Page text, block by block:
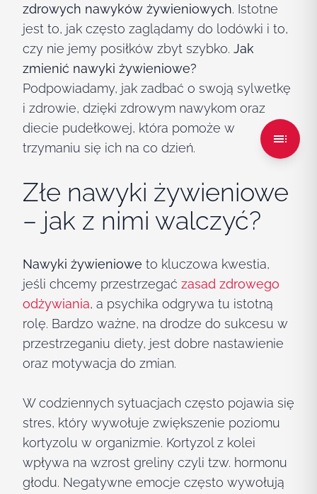
zdrowych nawyków żywieniowych. Istotne
jest to, jak często zaglądamy do lodówki i to,
czy nie jemy posiłków zbyt szybko. Jak
zmienić nawyki żywieniowe?
Podpowiadamy, jak zadbać o swoją sylwetkę
i zdrowie, dzięki zdrowym nawykom oraz
diecie pudełkowej, która pomoże w
trzymaniu się ich na co dzień.
Złe nawyki żywieniowe
– jak z nimi walczyć?
Nawyki żywieniowe to kluczowa kwestia,
jeśli chcemy przestrzegać zasad zdrowego
odżywiania, a psychika odgrywa tu istotną
rolę. Bardzo ważne, na drodze do sukcesu w
przestrzeganiu diety, jest dobre nastawienie
oraz motywacja do zmian.
W codziennych sytuacjach często pojawia się
stres, który wywołuje zwiększenie poziomu
kortyzolu w organizmie. Kortyzol z kolei
wpływa na wzrost greliny czyli tzw. hormonu
głodu. Negatywne emocje często wywołują